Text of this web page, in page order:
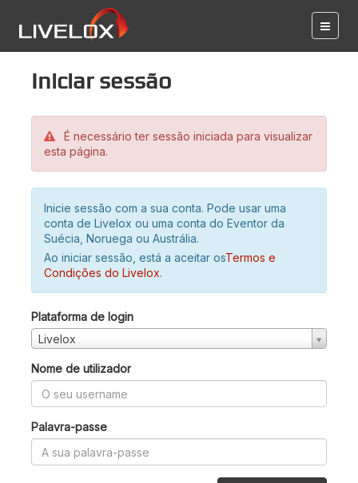
Iniciar sessão
É necessário ter sessão iniciada para visualizar
esta página.
Inicie sessão com a sua conta. Pode usar uma
conta de Livelox ou uma conta do Eventor da
Suécia, Noruega ou Austrália.
Ao iniciar sessão, está a aceitar osTermos e
Condições do Livelox.
Plataforma de login
Livelox
Nome de utilizador
Palavra-passe